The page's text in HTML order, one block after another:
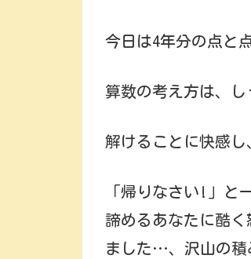
今日は4年分の点と
算数の考え方は、し
解けることに快感し
「帰りなさい!」と
諦めるあなたに酷
ました…、沢山の積